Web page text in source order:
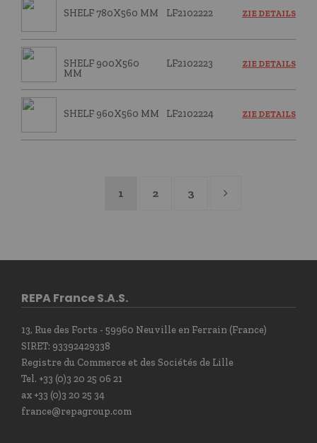
SHELF 780X560 MM LF2102222 ZIE DETAILS
SHELF 900X560
MM
LF2102223 ZIE DETAILS
SHELF 960X560 MM LF2102224 ZIE DETAILS
1 2 3
REPA France S.A.S.
13, Rue des Forts - 59960 Neuville en Ferrain (France)
SIRET: 93392429338
Registre du Commerce et des Sociétés de Lille
Tel. +33 (0)3 20 25 06 21
ax +33 (0)3 20 25 34
france@repagroup.com